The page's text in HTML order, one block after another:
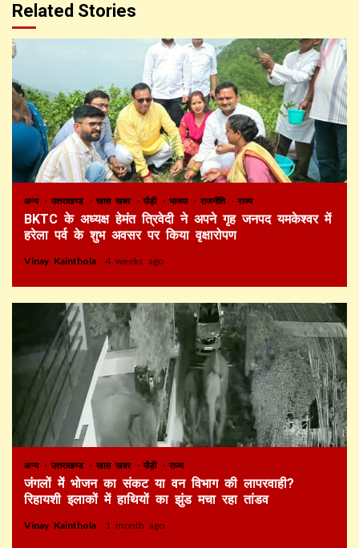
Related Stories
अन्य उत्तराखण्ड खास खबर पौड़ी भाजपा राजनीति राज्य
BKTC के अध्यक्ष हेमंत त्रिवेदी ने अपने गृह जनपद यमकेश्वर में
हरेला पर्व के शुभ अवसर पर किया वृक्षारोपण
Vinay Kainthola 4 weeks ago
अन्य उत्तराखण्ड खास खबर पौड़ी राज्य
जंगलों में भोजन का संकट या वन विभाग की लापरवाही?
रिहायशी इलाकों में हाथियों का झुंड मचा रहा तांडव
Vinay Kainthola 1 month ago